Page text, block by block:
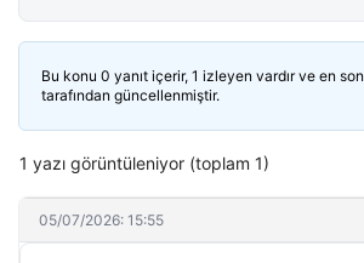
Bu konu 0 yanıt içerir, 1 izleyen vardır ve en son
tarafından güncellenmiştir.
1 yazı görüntüleniyor (toplam 1)
05/07/2026: 15:55